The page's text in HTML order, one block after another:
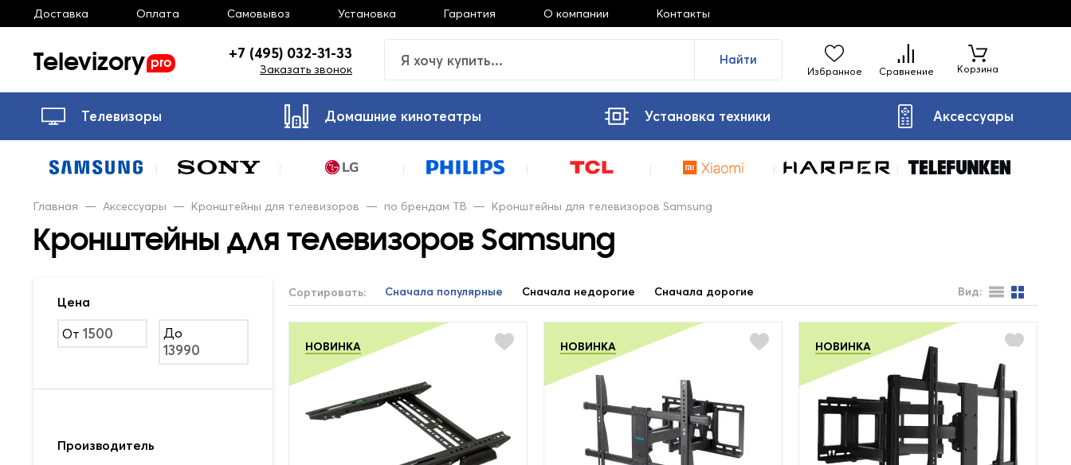
Доставка Оплата Самовывоз Установка Гарантия О компании Контакты
Televizory pro +7 (495) 032-31-33
Заказать звонок
Найти
Избранное Сравнение Корзина
Телевизоры Домашние кинотеатры Установка техники Аксессуары
Главная — Аксессуары — Кронштейны для телевизоров — по брендам ТВ — Кронштейны для телевизоров Samsung
Кронштейны для телевизоров Samsung
Цена
От
До
Производитель
Сортировать: Сначала популярные Сначала недорогие Сначала дорогие Вид:
НОВИНКА НОВИНКА НОВИНКА